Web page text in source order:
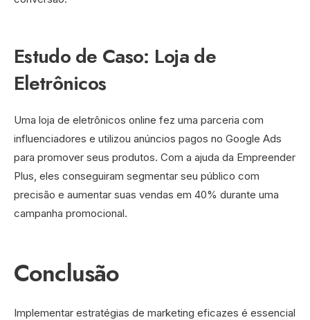
Estudo de Caso: Loja de
Eletrônicos
Uma loja de eletrônicos online fez uma parceria com
influenciadores e utilizou anúncios pagos no Google Ads
para promover seus produtos. Com a ajuda da Empreender
Plus, eles conseguiram segmentar seu público com
precisão e aumentar suas vendas em 40% durante uma
campanha promocional.
Conclusão
Implementar estratégias de marketing eficazes é essencial